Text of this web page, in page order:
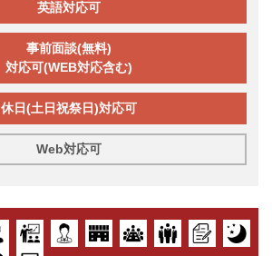
英語対応可
事前面談(無料)
対応可(WEB対応含む)
休日(土日祝祭日)対応可
Web対応可